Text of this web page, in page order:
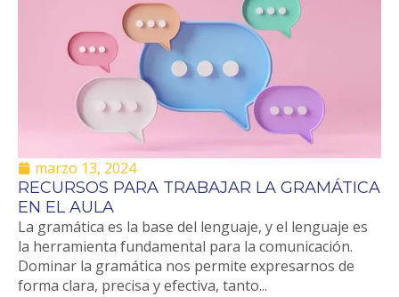
marzo 13, 2024
RECURSOS PARA TRABAJAR LA GRAMÁTICA
EN EL AULA
La gramática es la base del lenguaje, y el lenguaje es
la herramienta fundamental para la comunicación.
Dominar la gramática nos permite expresarnos de
forma clara, precisa y efectiva, tanto...